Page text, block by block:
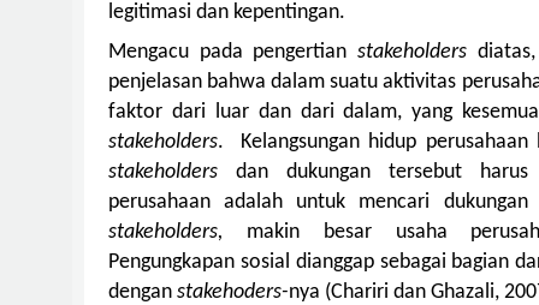
legitimasi dan kepentingan.
Mengacu pada pengertianstakeholders
penjelasan bahwa dalam suatu aktivitas
faktor dari luar dan dari dalam, yang
stakeholders.
Kelangsungan hidup
stakeholders dan dukungan tersebut
perusahaan adalah untuk mencari
stakeholders, makin besar usaha
Pengungkapan sosial dianggap sebagai bagian
dengan stakehoders-nya (Chariri dan Ghazali,